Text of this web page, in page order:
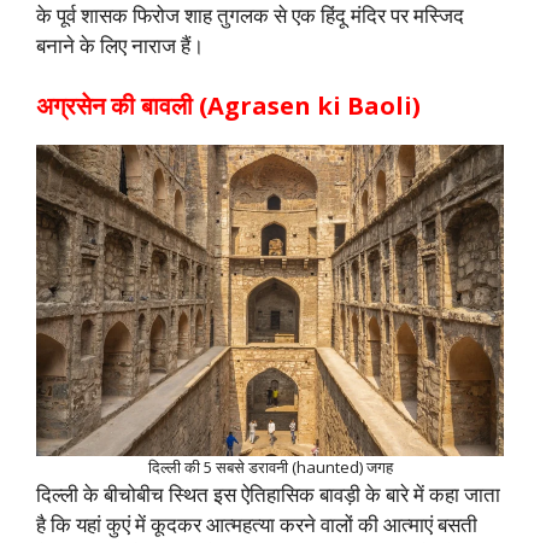
के पूर्व शासक फिरोज शाह तुगलक से एक हिंदू मंदिर पर मस्जिद
बनाने के लिए नाराज हैं।
अग्रसेन की बावली (Agrasen ki Baoli)
दिल्ली की 5 सबसे डरावनी (haunted) जगह
दिल्ली के बीचोबीच स्थित इस ऐतिहासिक बावड़ी के बारे में कहा जाता
है कि यहां कुएं में कूदकर आत्महत्या करने वालों की आत्माएं बसती